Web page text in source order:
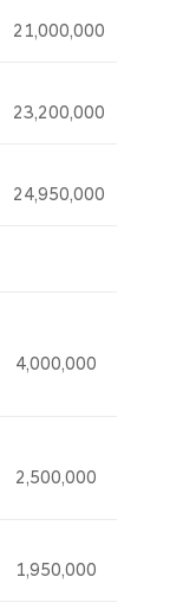
21,000,000
23,200,000
24,950,000
4,000,000
2,500,000
1,950,000